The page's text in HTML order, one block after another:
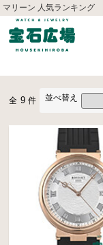
マリーン 人気ランキング
全 9 件 並べ替え